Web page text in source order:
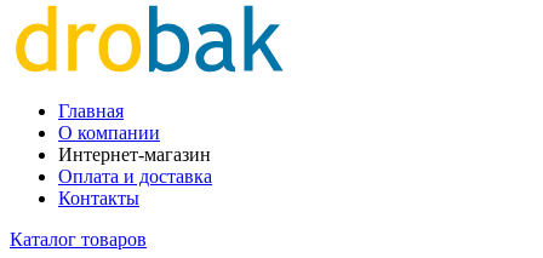
Главная
О компании
Интернет-магазин
Оплата и доставка
Контакты
Каталог товаров